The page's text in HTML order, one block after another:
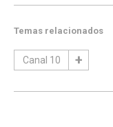
Temas relacionados
Canal 10